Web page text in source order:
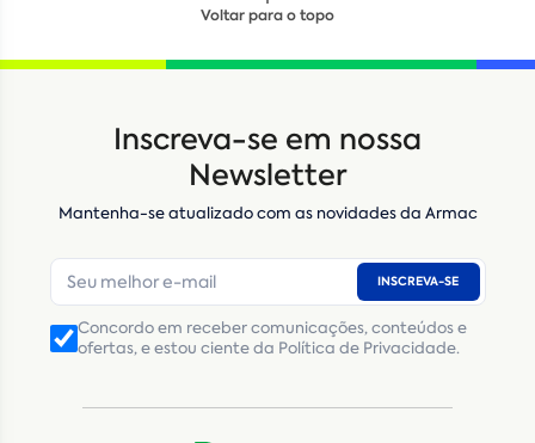
Voltar para o topo
Inscreva-se em nossa
Newsletter
Mantenha-se atualizado com as novidades da Armac
INSCREVA-SE
Concordo em receber comunicações, conteúdos e
ofertas, e estou ciente da Política de Privacidade.
Locação Compra de seminovos
E-mail*
Número de telefone
CNPJ Inscrição Estadual(Produtor Rural)
CNPJ da empresa/ CPF - Produtor rural*